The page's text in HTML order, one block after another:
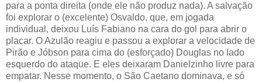
para a ponta direita (onde ele não produz nada). A salvação
foi explorar o (excelente) Osvaldo, que, em jogada
individual, deixou Luís Fabiano na cara do gol para abrir o
placar. O Azulão reagiu e passou a explorar a velocidade de
Pirão e Jóbson para cima do (esforçado) Douglas no lado
esquerdo do ataque. E eles deixaram Danielzinho livre para
empatar. Nesse momento, o São Caetano dominava, e só